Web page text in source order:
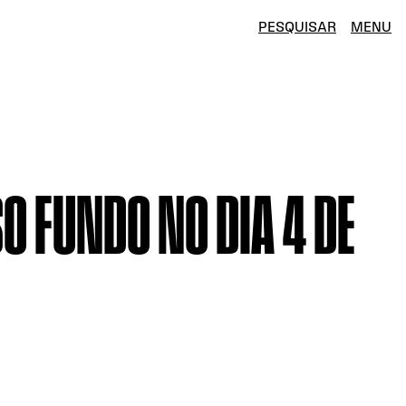
PESQUISAR MENU
FUNDO NO DIA 4 DE